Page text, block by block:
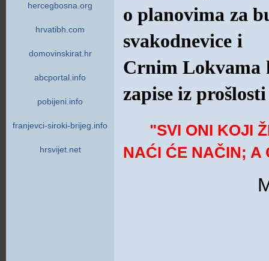
hercegbosna.org
hrvatibh.com
domovinskirat.hr
abcportal.info
pobijeni.info
franjevci-siroki-brijeg.info
hrsvijet.net
o planovima za
svakodnevice i
Crnim Lokvama
zapise iz
"SVI ONI KOJI
NAĆI ĆE NAČIN; A